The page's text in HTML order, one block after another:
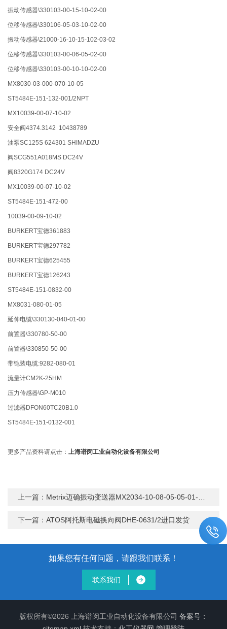
振动传感器\330103-00-15-10-02-00
位移传感器\330106-05-03-10-02-00
振动传感器\21000-16-10-15-102-03-02
位移传感器\330103-00-06-05-02-00
位移传感器\330103-00-10-10-02-00
MX8030-03-000-070-10-05
ST5484E-151-132-001/2NPT
MX10039-00-07-10-02
安全阀4374.3142 10438789
油泵SC125S 624301 SHIMADZU
阀SCG551A018MS DC24V
阀8320G174 DC24V
MX10039-00-07-10-02
ST5484E-151-472-00
10039-00-09-10-02
BURKERT宝德361883
BURKERT宝德297782
BURKERT宝德625455
BURKERT宝德126243
ST5484E-151-0832-00
MX8031-080-01-05
延伸电缆\330130-040-01-00
前置器\330780-50-00
前置器\330850-50-00
带铠装电缆:9282-080-01
流量计CM2K-25HM
压力传感器\GP-M010
过滤器DFON60TC20B1.0
ST5484E-151-0132-001
更多产品资料请点击：上海谱闵工业自动化设备有限公司
上一篇： Metrix迈确振动变送器MX2034-10-08-05-05-01-023-00直发资料
下一篇：ATOS阿托斯电磁换向阀DHE-0631/2进口发货
如果您有任何问题，请跟我们联系！
联系我们
版权所有©2026 上海谱闵工业自动化设备有限公司 备案号：